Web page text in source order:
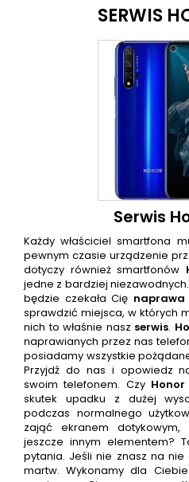
SERWIS
Serwis
Każdy właściciel smartfona
pewnym czasie urządzenie
dotyczy również smartfonów
jedne z bardziej
będzie czekała Cię naprawa
sprawdzić miejsca, w których
nich to właśnie nasz serwis.
naprawianych przez nas
posiadamy wszystkie
Przyjdź do nas i opowiedz
swoim telefonem. Czy Honor
skutek upadku z dużej
podczas normalnego
zająć ekranem dotykowym,
jeszcze innym elementem?
pytania. Jeśli nie znasz na
martw. Wykonamy dla